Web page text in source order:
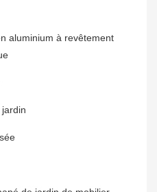
aluminium à revêtement